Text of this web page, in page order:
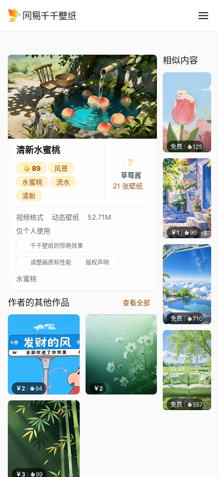
清新水蜜桃
89
风景
水蜜桃
流水
清新
草莓酱
21 张壁纸
视频格式 动态壁纸
52.71M
仅个人使用
千千壁纸的惊艳效果
调整画质和性能 版权声明
水蜜桃
作者的其他作品 查看全部
￥2 94 ￥2
￥3 99
相似内容
免费 125好看
￥1 90 叮叮
免费 710豆子
免费 557豆子